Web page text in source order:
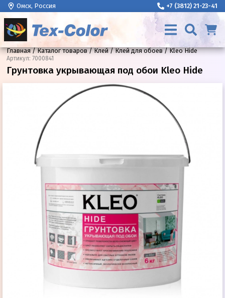
Омск, Россия +7 (3812) 21-23-41
Главная Каталог товаров Клей Клей для обоев Kleo Hide
Артикул: 7000841
Грунтовка укрывающая под обои Kleo Hide